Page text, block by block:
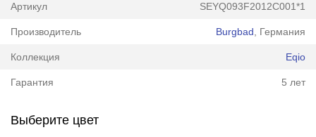
Артикул SEYQ093F2012C001*1
Производитель Burgbad , Германия
Коллекция Eqio
Гарантия 5 лет
Выберите цвет